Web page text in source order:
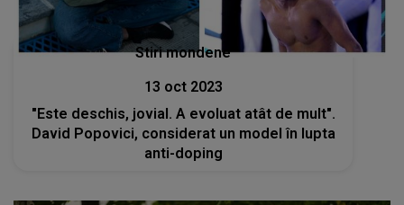
Stiri mondene
13 oct 2023
"Este deschis, jovial. A evoluat atât de mult".
David Popovici, considerat un model în lupta
anti-doping